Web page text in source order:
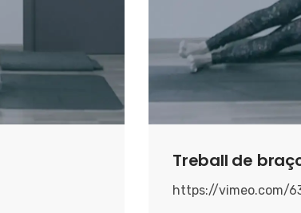
Treball de
https://vimeo.com/